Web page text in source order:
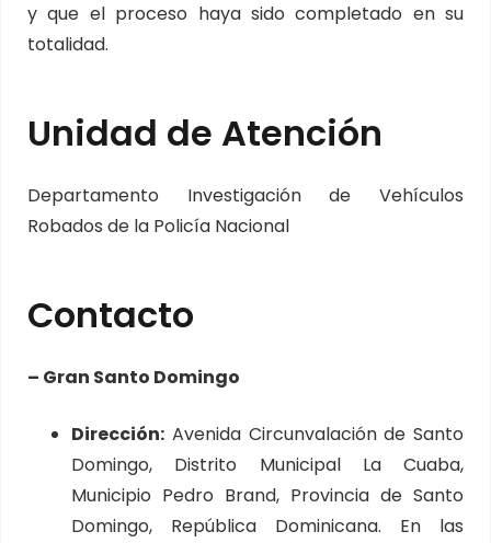
y que el proceso haya sido completado en su
totalidad.
Unidad de Atención
Departamento Investigación de Vehículos
Robados de la Policía Nacional
Contacto
– Gran Santo Domingo
Dirección: Avenida Circunvalación de Santo
Domingo, Distrito Municipal La Cuaba,
Municipio Pedro Brand, Provincia de Santo
Domingo, República Dominicana. En las